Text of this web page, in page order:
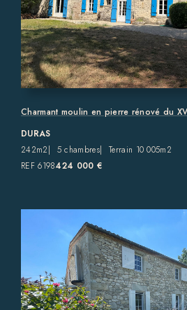
Charmant moulin en pierre rénové du
DURAS
242m2
5 chambres
Terrain 10 005m2
REF 6198424 000 €